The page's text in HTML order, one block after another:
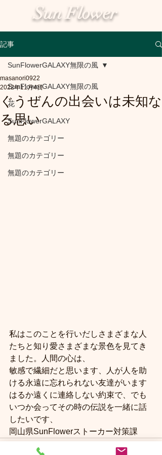
Sun Flower
記事
SunFlowerGALAXY無限の風
花
SunFlowerGALAXY
無題のカテゴリー
無題のカテゴリー
無題のカテゴリー
SunFlowerGALAXY無限の風
ぐうぜんの出会いは未知な
る思い
masanori0922
2022年11月4日
私はこのことを行いだしさまざまな人
たちと知り愛さまざまな景色を見てき
ました。人間の心は、
敏感で繊細だと思います、人が人を助
ける永遠に忘れられない友達がいます
はるか遠くに連絡しない約束で、でも
いつか会ってその時の伝説を一緒に話
したいです、
岡山県SunFlowerストーカー対策課